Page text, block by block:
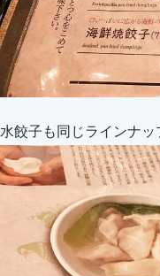
水餃子も同じラインナッ